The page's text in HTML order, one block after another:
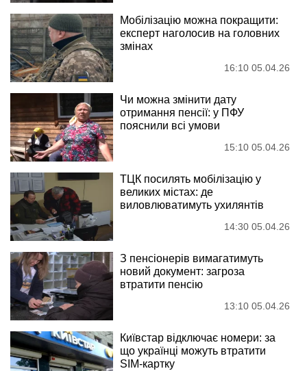
Мобілізацію можна покращити:
експерт наголосив на головних
змінах
16:10 05.04.26
Чи можна змінити дату
отримання пенсії: у ПФУ
пояснили всі умови
15:10 05.04.26
ТЦК посилять мобілізацію у
великих містах: де
виловлюватимуть ухилянтів
14:30 05.04.26
З пенсіонерів вимагатимуть
новий документ: загроза
втратити пенсію
13:10 05.04.26
Київстар відключає номери: за
що українці можуть втратити
SIM-картку